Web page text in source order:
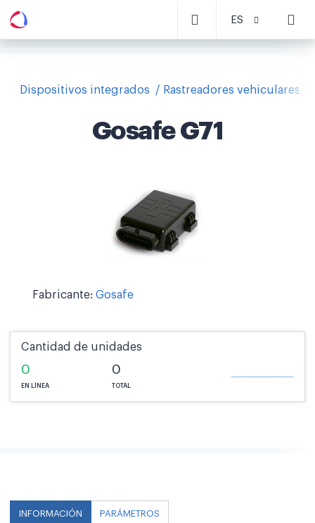
ES
Dispositivos integrados Rastreadores vehiculares
Gosafe G71
Fabricante: Gosafe
Cantidad de unidades
0
EN LÍNEA
0
TOTAL
INFORMACIÓN PARÁMETROS